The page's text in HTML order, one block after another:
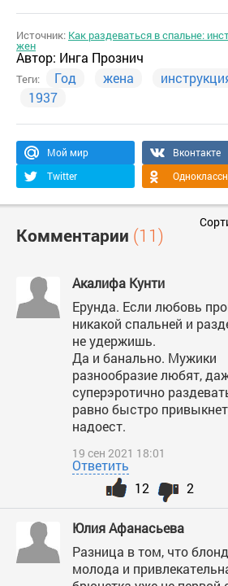
Источник: Как раздеваться в спальне:
жен
Автор: Инга Прознич
Теги: Год жена
1937
Мой мир
Вконтакте
Twitter
Комментарии (11)
Акалифа Кунти
Ерунда. Если любовь
никакой спальней и
не удержишь.
Да и банально. Мужики
разнообразие любят,
суперэротично
равно быстро
надоест.
19 сен 2021 18:01
Ответить
2
12
Юлия Афанасьева
Разница в том, что
молода и